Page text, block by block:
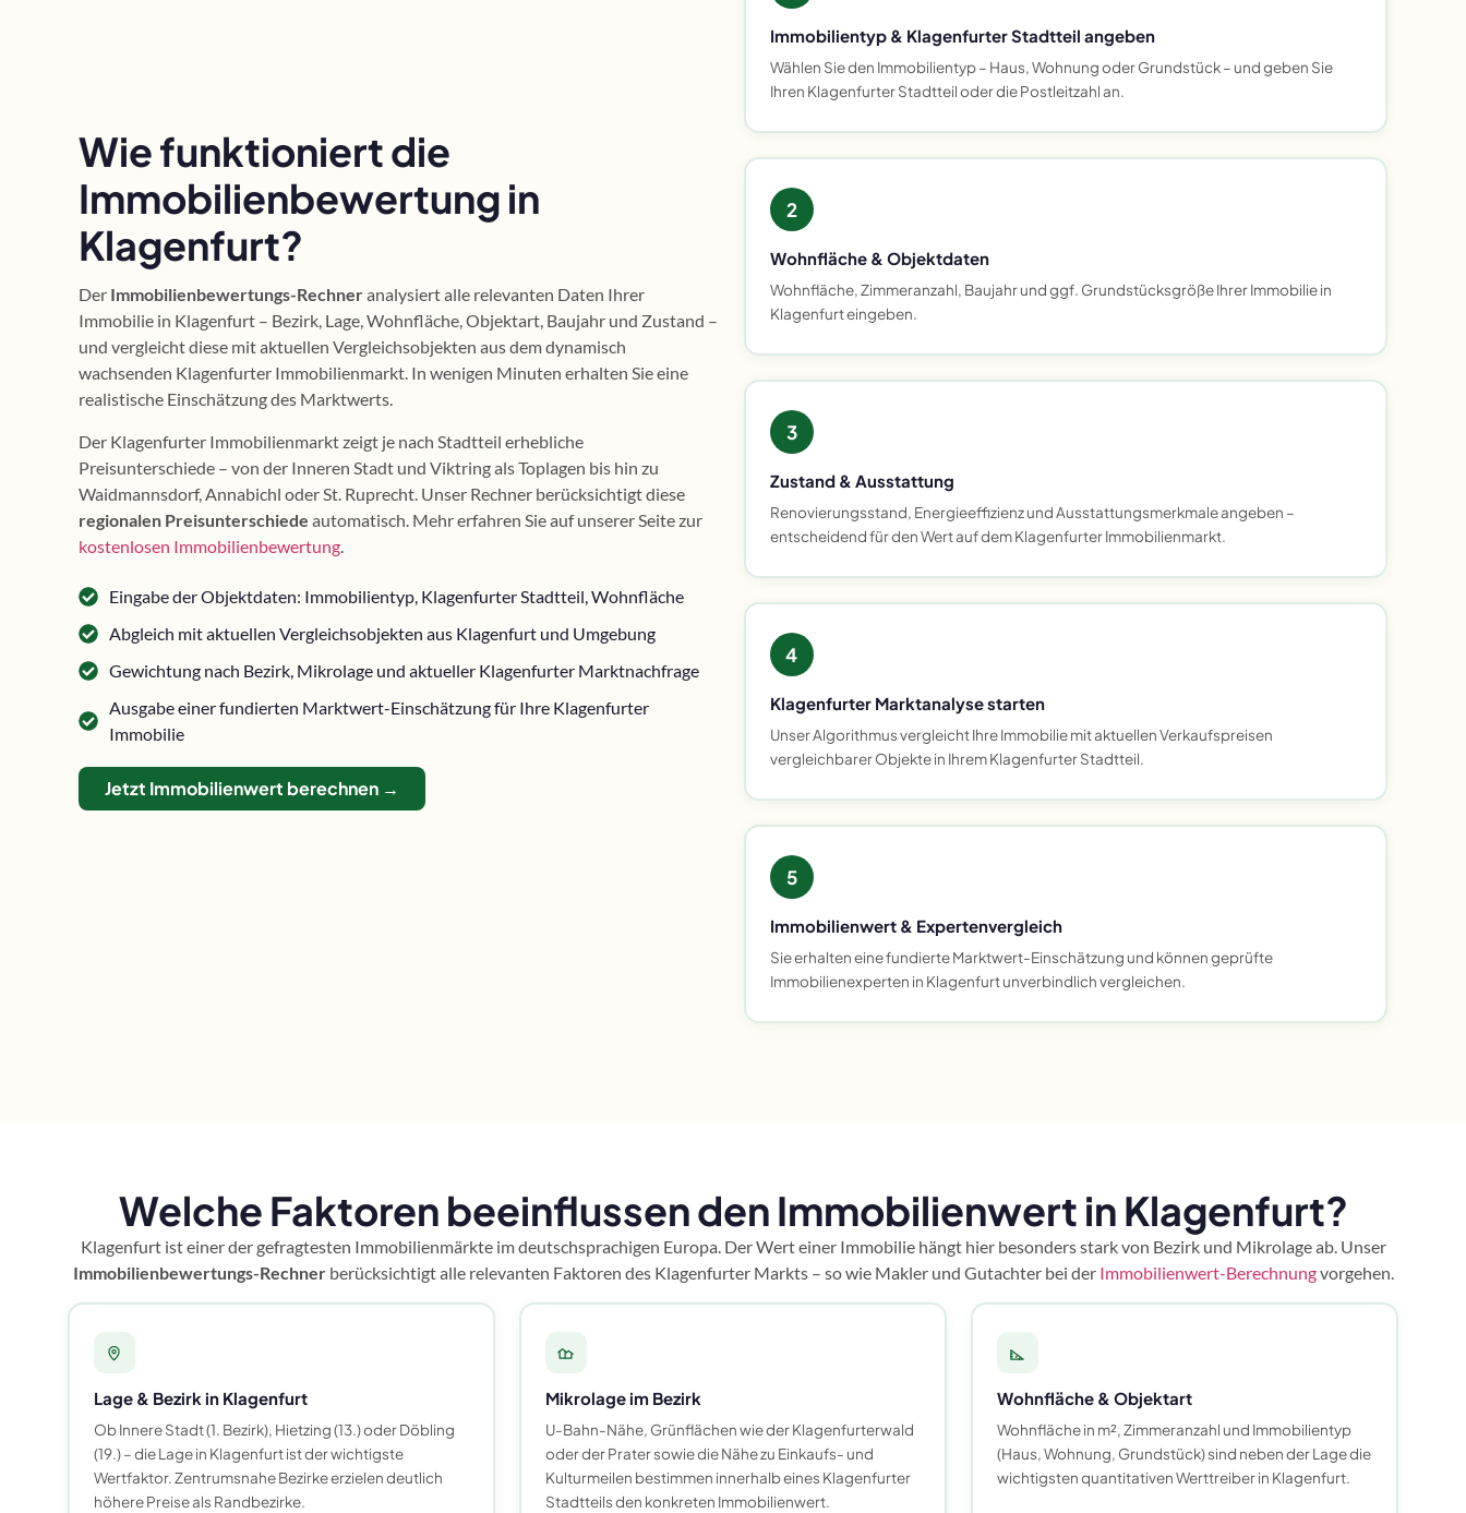
Wie funktioniert die
Immobilienbewertung in
Klagenfurt?
Der Immobilienbewertungs-Rechneranalysiert alle relevanten Daten Ihrer
Immobilie in Klagenfurt – Bezirk, Lage, Wohnfläche, Objektart, Baujahr und Zustand –
und vergleicht diese mit aktuellen Vergleichsobjekten aus dem dynamisch
wachsenden Klagenfurter Immobilienmarkt. In wenigen Minuten erhalten Sie eine
realistische Einschätzung des Marktwerts.
Der Klagenfurter Immobilienmarkt zeigt je nach Stadtteil erhebliche
Preisunterschiede – von der Inneren Stadt und Viktring als Toplagen bis hin zu
Waidmannsdorf, Annabichl oder St. Ruprecht. Unser Rechner berücksichtigt diese
regionalen Preisunterschiede automatisch. Mehr erfahren Sie auf unserer Seite zur
kostenlosen Immobilienbewertung.
Eingabe der Objektdaten: Immobilientyp, Klagenfurter Stadtteil, Wohnfläche
Abgleich mit aktuellen Vergleichsobjekten aus Klagenfurt und Umgebung
Gewichtung nach Bezirk, Mikrolage und aktueller Klagenfurter Marktnachfrage
Ausgabe einer fundierten Marktwert-Einschätzung für Ihre Klagenfurter
Immobilie
Jetzt Immobilienwert berechnen →
Immobilientyp & Klagenfurter Stadtteil angeben
Wählen Sie den Immobilientyp – Haus, Wohnung oder Grundstück – und geben Sie
Ihren Klagenfurter Stadtteil oder die Postleitzahl an.
2
Wohnfläche & Objektdaten
Wohnfläche, Zimmeranzahl, Baujahr und ggf. Grundstücksgröße Ihrer Immobilie in
Klagenfurt eingeben.
3
Zustand & Ausstattung
Renovierungsstand, Energieeffizienz und Ausstattungsmerkmale angeben –
entscheidend für den Wert auf dem Klagenfurter Immobilienmarkt.
4
Klagenfurter Marktanalyse starten
Unser Algorithmus vergleicht Ihre Immobilie mit aktuellen Verkaufspreisen
vergleichbarer Objekte in Ihrem Klagenfurter Stadtteil.
5
Immobilienwert & Expertenvergleich
Sie erhalten eine fundierte Marktwert-Einschätzung und können geprüfte
Immobilienexperten in Klagenfurt unverbindlich vergleichen.
Welche Faktoren beeinflussen den Immobilienwert in Klagenfurt?
Klagenfurt ist einer der gefragtesten Immobilienmärkte im deutschsprachigen Europa. Der Wert einer Immobilie hängt hier besonders stark von Bezirk und Mikrolage ab. Unser
Immobilienbewertungs-Rechnerberücksichtigt alle relevanten Faktoren des Klagenfurter Markts – so wie Makler und Gutachter bei der Immobilienwert-Berechnungvorgehen.
Lage & Bezirk in Klagenfurt
Ob Innere Stadt (1. Bezirk), Hietzing (13.) oder Döbling
(19.) – die Lage in Klagenfurt ist der wichtigste
Wertfaktor. Zentrumsnahe Bezirke erzielen deutlich
höhere Preise als Randbezirke.
Mikrolage im Bezirk
U-Bahn-Nähe, Grünflächen wie der Klagenfurterwald
oder der Prater sowie die Nähe zu Einkaufs- und
Kulturmeilen bestimmen innerhalb eines Klagenfurter
Stadtteils den konkreten Immobilienwert.
Wohnfläche & Objektart
Wohnfläche in m², Zimmeranzahl und Immobilientyp
(Haus, Wohnung, Grundstück) sind neben der Lage die
wichtigsten quantitativen Werttreiber in Klagenfurt.